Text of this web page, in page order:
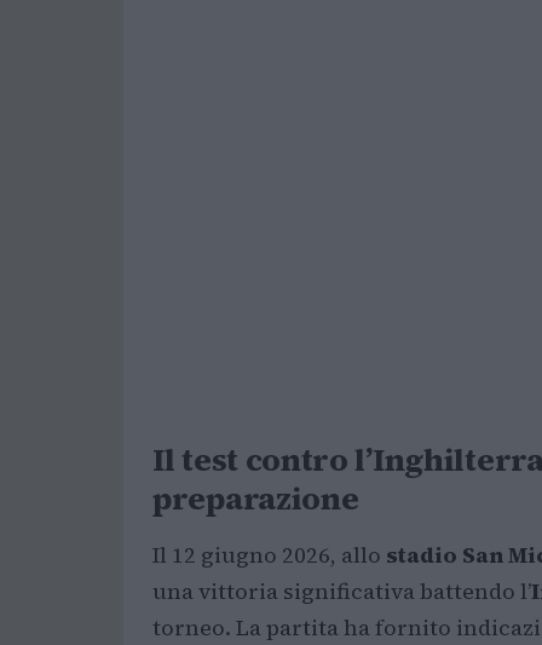
Il test contro
preparazione
Il 12 giugno 2026, allo stadio San
una vittoria significativa battendo l’
torneo. La partita ha fornito